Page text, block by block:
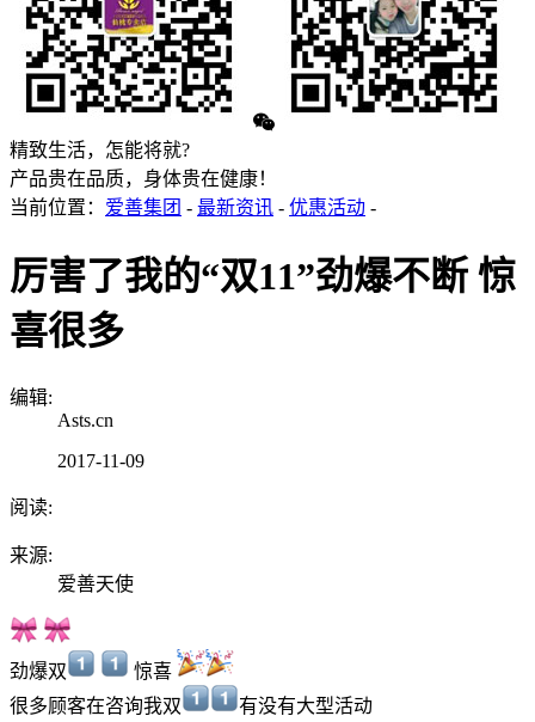
精致生活，怎能将就?
产品贵在品质，身体贵在健康！
当前位置： 爱善集团 - 最新资讯 - 优惠活动 -
厉害了我的“双11”劲爆不断 惊
喜很多
编辑:
Asts.cn
2017-11-09
阅读:
来源:
爱善天使
劲爆双
惊喜
很多顾客在咨询我双
有没有大型活动